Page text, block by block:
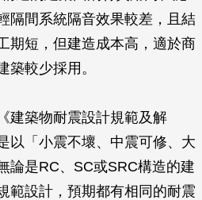
隔間系統隔音效果較差，且結
期短，但建造成本高，適於商
築較少採用。
建築物耐震設計規範及解
以「小震不壞、中震可修、大
論是RC、SC或SRC構造的建
範設計，預期都有相同的耐震